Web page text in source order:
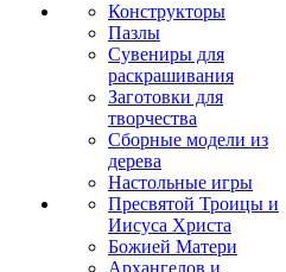
Конструкторы
Пазлы
Сувениры для
раскрашивания
Заготовки для
творчества
Сборные модели из
дерева
Настольные игры
Пресвятой Троицы и
Иисуса Христа
Божией Матери
Архангелов и